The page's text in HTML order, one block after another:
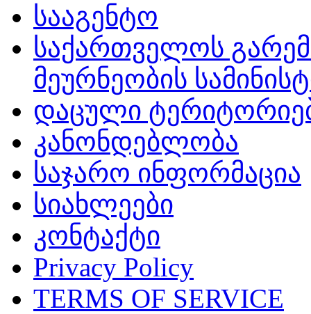
სააგენტო
საქართველოს
მეურნეობის
დაცული
კანონდებლობა
საჯარო ინფორმაცია
სიახლეები
კონტაქტი
Privacy Policy
TERMS OF SERVICE